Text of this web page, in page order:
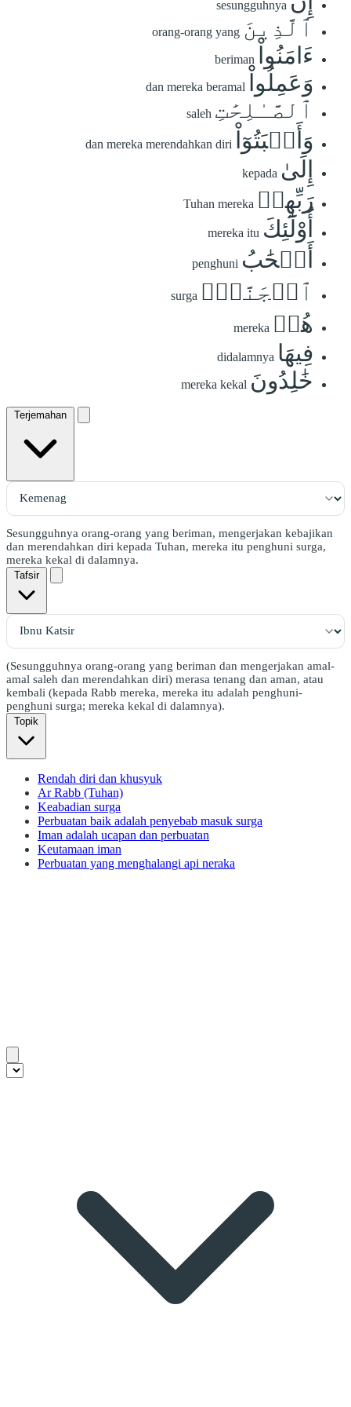
sesungguhnya
ٱلَّذِينَ orang-orang yang
ءَامَنُواْ beriman
وَعَمِلُواْ dan mereka beramal
ٱلصَّـٰلِحَٰتِ saleh
وَأَخۡبَتُوٓاْ dan mereka merendahkan diri
إِلَىٰ kepada
رَبِّهِمۡ Tuhan mereka
أُوْلَٰٓئِكَ mereka itu
أَصۡحَٰبُ penghuni
ٱلۡجَنَّةِۖ surga
هُمۡ mereka
فِيهَا didalamnya
خَٰلِدُونَ mereka kekal
Terjemahan
Sesungguhnya orang-orang yang beriman, mengerjakan kebajikan
dan merendahkan diri kepada Tuhan, mereka itu penghuni surga,
mereka kekal di dalamnya.
Tafsir
(Sesungguhnya orang-orang yang beriman dan mengerjakan amal-
amal saleh dan merendahkan diri) merasa tenang dan aman, atau
kembali (kepada Rabb mereka, mereka itu adalah penghuni-
penghuni surga; mereka kekal di dalamnya).
Topik
Rendah diri dan khusyuk
Ar Rabb (Tuhan)
Keabadian surga
Perbuatan baik adalah penyebab masuk surga
Iman adalah ucapan dan perbuatan
Keutamaan iman
Perbuatan yang menghalangi api neraka